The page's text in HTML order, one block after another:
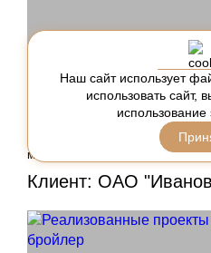
Клиент: ОАО
Оборудование управления
микроклимата - ORION
Наш сайт использует
использовать сайт,
использование